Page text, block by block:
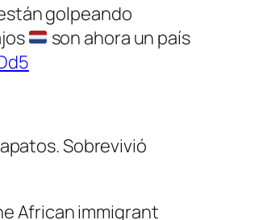
golpeando
son ahora un país
Sobrevivió
African immigrant